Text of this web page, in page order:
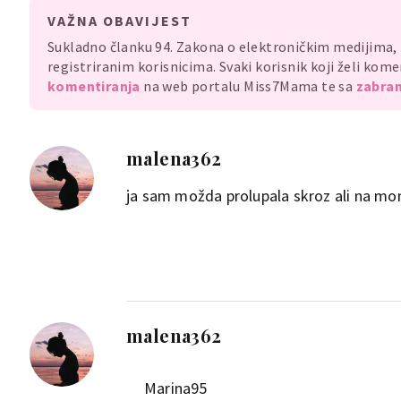
VAŽNA OBAVIJEST
Sukladno članku 94. Zakona o elektroničkim
registriranim korisnicima. Svaki korisnik koji želi
komentiranja na web portalu Miss7Mama te sa
malena362
ja sam možda prolupala skroz ali na
malena362
Marina95